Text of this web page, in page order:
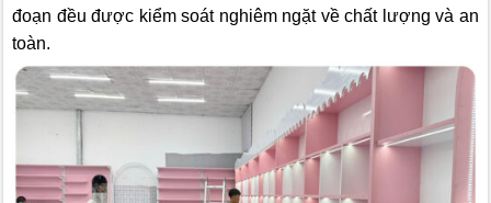
đoạn đều được kiểm soát nghiêm ngặt về chất lượng và an
toàn.